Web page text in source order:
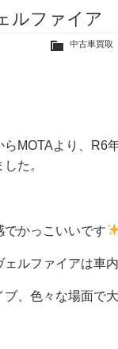
ルファイア
中古車買取
MOTAより、R6
た。
かっこいいです
ェルファイアは車
ブ、色々な場面で